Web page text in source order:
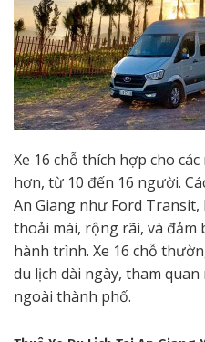
Xe 16 chỗ thích hợp cho
hơn, từ 10 đến 16 người.
An Giang như Ford
thoải mái, rộng rãi, và
hành trình. Xe 16 chỗ
du lịch dài ngày, tham
ngoài thành phố.